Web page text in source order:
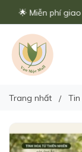
phí giao hàng cho
Trang nhất